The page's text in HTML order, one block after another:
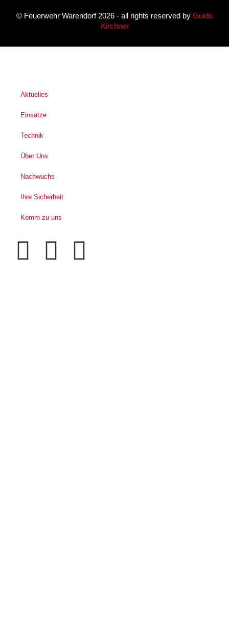
© Feuerwehr Warendorf 2026 - all rights reserved by Guido
Kirchner
Aktuelles
Einsätze
Technik
Über Uns
Nachwuchs
Ihre Sicherheit
Komm zu uns